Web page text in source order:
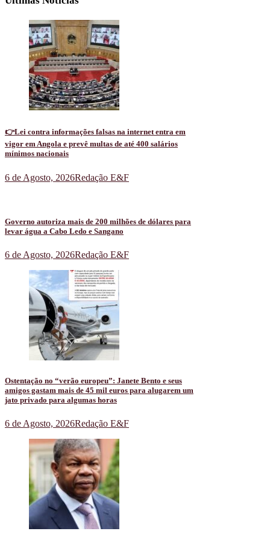
👉Lei contra informações falsas na internet entra em
vigor em Angola e prevê multas de até 400 salários
mínimos nacionais
6 de Agosto, 2026Redação E&F
Governo autoriza mais de 200 milhões de dólares para
levar água a Cabo Ledo e Sangano
6 de Agosto, 2026Redação E&F
Ostentação no “verão europeu”: Janete Bento e seus
amigos gastam mais de 45 mil euros para alugarem um
jato privado para algumas horas
6 de Agosto, 2026Redação E&F